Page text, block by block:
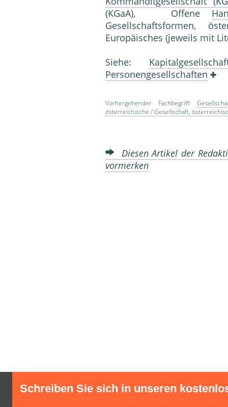
(KGaA), Offene
Gesellschaftsformen,
Europäisches (jeweils mit
Siehe:
Personengesellschaften
Vorhergehender Fachbegriff:
österreichische / Gesellschaft,
Diesen Artikel der
vormerken
Schreiben Sie sich in unseren